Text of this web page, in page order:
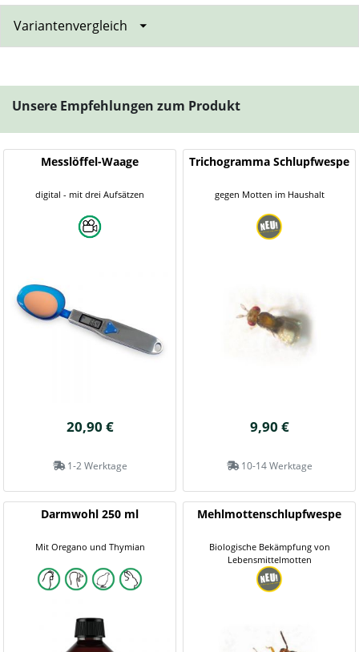
Variantenvergleich
Unsere Empfehlungen zum Produkt
Messlöffel-Waage
digital - mit drei Aufsätzen
20,90 €
1-2 Werktage
Trichogramma Schlupfwespe
gegen Motten im Haushalt
9,90 €
10-14 Werktage
Darmwohl 250 ml
Mit Oregano und Thymian
Mehlmottenschlupfwespe
Biologische Bekämpfung von
Lebensmittelmotten